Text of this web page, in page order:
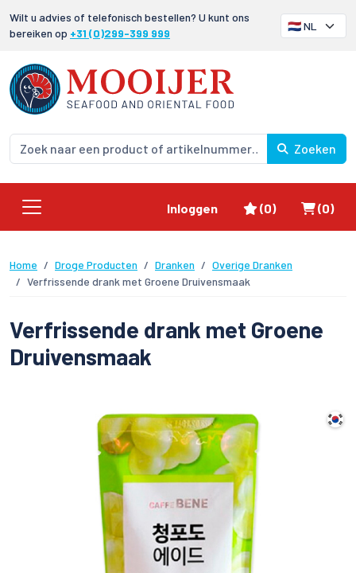
Wilt u advies of telefonisch bestellen? U kunt ons
bereiken op +31 (0)299-399 999
Zoeken
Inloggen Favorieten
(0) (0)
Home Droge Producten Dranken
Overige Dranken
Verfrissende drank met Groene Druivensmaak
Verfrissende drank met Groene
Druivensmaak